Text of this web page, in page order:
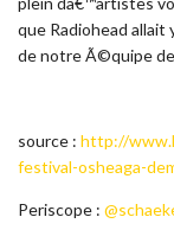
que Radiohead
de notre Ã©quipe
source : http://
festival-osheaga-
Periscope :